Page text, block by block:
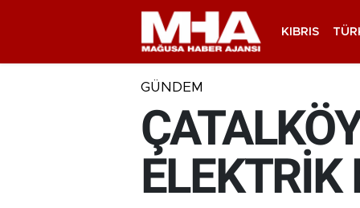
KIBRIS
GÜNDEM
ELEKTRİK